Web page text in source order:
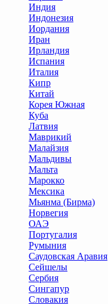
Индия
Индонезия
Иордания
Иран
Ирландия
Испания
Италия
Кипр
Китай
Корея Южная
Куба
Латвия
Маврикий
Малайзия
Мальдивы
Мальта
Марокко
Мексика
Мьянма (Бирма)
Норвегия
ОАЭ
Португалия
Румыния
Саудовская Аравия
Сейшелы
Сербия
Сингапур
Словакия